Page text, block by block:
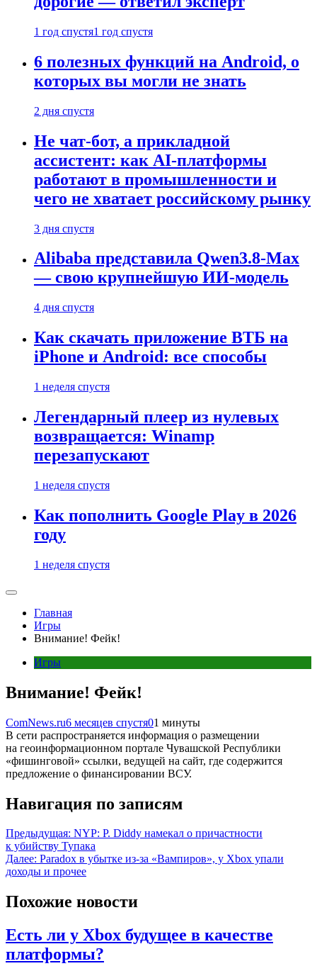
1 год спустя1 год спустя
6 полезных функций на Android, о
которых вы могли не знать
2 дня спустя
Не чат-бот, а прикладной
ассистент: как AI-платформы
работают в промышленности и
чего не хватает российскому рынку
3 дня спустя
Alibaba представила Qwen3.8-Max
— свою крупнейшую ИИ-модель
4 дня спустя
Как скачать приложение ВТБ на
iPhone и Android: все способы
1 неделя спустя
Легендарный плеер из нулевых
возвращается: Winamp
перезапускают
1 неделя спустя
Как пополнить Google Play в 2026
году
1 неделя спустя
Главная
Игры
Внимание! Фейк!
Игры
Внимание! Фейк!
ComNews.ru6 месяцев спустя01 минуты
В сети распространяется информация о размещении
на геоинформационном портале Чувашской Республики
«фишинговой» ссылки, ведущей на сайт, где содержится
предложение о финансировании ВСУ.
Навигация по записям
Предыдущая: NYP: P. Diddy намекал о причастности
к убийству Тупака
Далее: Paradox в убытке из-за «Вампиров», у Xbox упали
доходы и прочее
Похожие новости
Есть ли у Xbox будущее в качестве
платформы?